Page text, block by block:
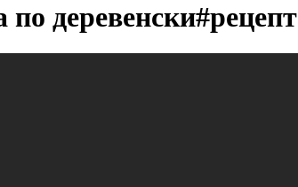
деревенски#рецепт